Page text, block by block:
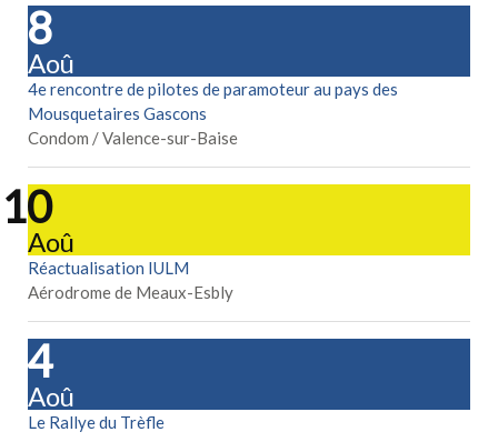
08
Aoû
4e rencontre de pilotes de paramoteur au pays des
Mousquetaires Gascons
Condom / Valence-sur-Baise
10
Aoû
Réactualisation IULM
Aérodrome de Meaux-Esbly
14
Aoû
Le Rallye du Trèfle